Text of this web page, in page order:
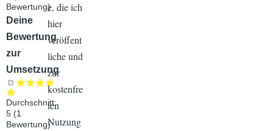
Bewertung)
Audiodatei
Deine
Bewertung
zur
Umsetzung
Durchschnitt:
5 (1
Bewertung)
e, die ich
hier
veröffent
liche und
zur
kostenfre
ien
Nutzung